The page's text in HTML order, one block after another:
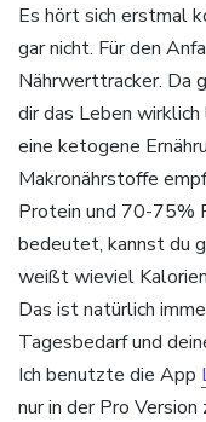
Es hört sich erstmal
gar nicht. Für den
Nährwerttracker. Da
dir das Leben
eine ketogene
Makronährstoffe
Protein und 70-75%
bedeutet, kannst du
weißt wieviel
Das ist natürlich
Tagesbedarf und
Ich benutzte die App
nur in der Pro